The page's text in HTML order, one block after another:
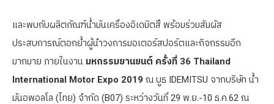
และพบกับผลิตภัณฑ์น้ำมันเครื่องอิเดมิตสึ พร้อมร่วมสัมผัส
ประสบการณ์ตอกย้ำผู้นำวงการมอเตอร์สปอร์ตและกิจกรรมอีก
มากมาย ภายในงาน มหกรรมยานยนต์ ครั้งที่ 36 Thailand
International Motor Expo 2019 ณ บูธ IDEMITSU จากบริษัท น้ำ
มันอพอลโล (ไทย) จำกัด (B07) ระหว่างวันที่ 29 พ.ย.-10 ธ.ค.62 ณ